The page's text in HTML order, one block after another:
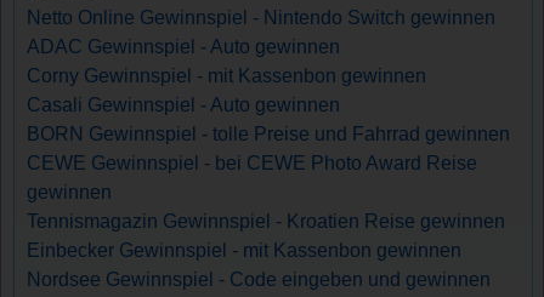
Netto Online Gewinnspiel - Nintendo Switch gewinnen
ADAC Gewinnspiel - Auto gewinnen
Corny Gewinnspiel - mit Kassenbon gewinnen
Casali Gewinnspiel - Auto gewinnen
BORN Gewinnspiel - tolle Preise und Fahrrad gewinnen
CEWE Gewinnspiel - bei CEWE Photo Award Reise
gewinnen
Tennismagazin Gewinnspiel - Kroatien Reise gewinnen
Einbecker Gewinnspiel - mit Kassenbon gewinnen
Nordsee Gewinnspiel - Code eingeben und gewinnen